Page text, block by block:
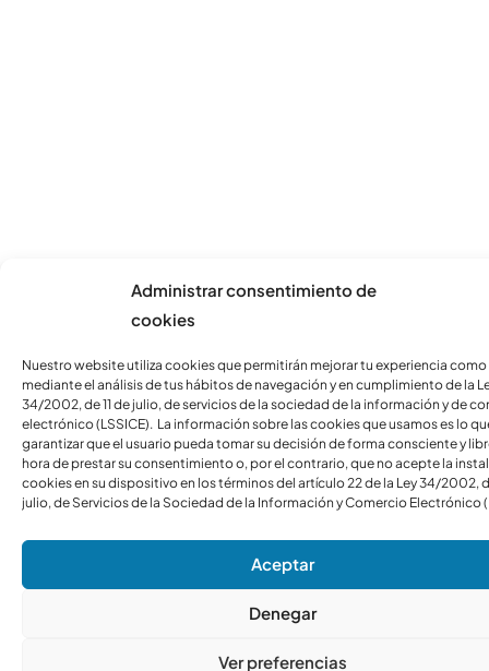
Administrar consentimiento de
cookies
Nuestro website utiliza cookies que permitirán mejorar tu experiencia como
mediante el análisis de tus hábitos de navegación y en cumplimiento de la
34/2002, de 11 de julio, de servicios de la sociedad de la información y de
electrónico (LSSICE). La información sobre las cookies que usamos es lo
garantizar que el usuario pueda tomar su decisión de forma consciente y
hora de prestar su consentimiento o, por el contrario, que no acepte la
cookies en su dispositivo en los términos del artículo 22 de la Ley 34/2002,
julio, de Servicios de la Sociedad de la Información y Comercio Electrónico
Aceptar
Denegar
Ver preferencias